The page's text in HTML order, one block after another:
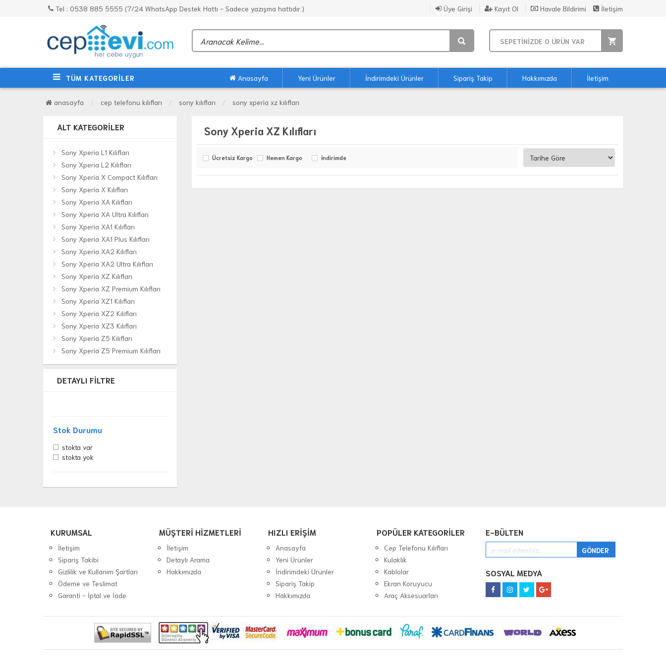
Tel : 0538 885 5555 (7/24 WhatsApp Destek Hattı - Sadece yazışma hattıdır.) Üye Girişi Kayıt Ol Havale Bildirimi İletişim
SEPETİNİZDE 0 ÜRÜN VAR
TÜM KATEGORİLER Anasayfa Yeni Ürünler İndirimdeki Ürünler Sipariş Takip Hakkımızda İletişim
anasayfa cep telefonu kılıfları sony kılıfları sony xperia xz kılıfları
ALT KATEGORILER
Sony Xperia L1 Kılıfları
Sony Xperia L2 Kılıfları
Sony Xperia X Compact Kılıfları
Sony Xperia X Kılıfları
Sony Xperia XA Kılıfları
Sony Xperia XA Ultra Kılıfları
Sony Xperia XA1 Kılıfları
Sony Xperia XA1 Plus Kılıfları
Sony Xperia XA2 Kılıfları
Sony Xperia XA2 Ultra Kılıfları
Sony Xperia XZ Kılıfları
Sony Xperia XZ Premium Kılıfları
Sony Xperia XZ1 Kılıfları
Sony Xperia XZ2 Kılıfları
Sony Xperia XZ3 Kılıfları
Sony Xperia Z5 Kılıfları
Sony Xperia Z5 Premium Kılıfları
DETAYLI FILTRE
Stok Durumu
stokta var
stokta yok
Sony Xperia XZ Kılıfları
Ücretsiz Kargo Hemen Kargo İndirimde
KURUMSAL
İletişim
Sipariş Takibi
Gizlilik ve Kullanım Şartları
Ödeme ve Teslimat
Garanti - İptal ve İade
MÜŞTERİ HİZMETLERİ
İletişim
Detaylı Arama
Hakkımızda
HIZLI ERİŞİM
Anasayfa
Yeni Ürünler
İndirimdeki Ürünler
Sipariş Takip
Hakkımızda
POPÜLER KATEGORİLER
Cep Telefonu Kılıfları
Kulaklık
Kablolar
Ekran Koruyucu
Araç Aksesuarları
E-BÜLTEN
SOSYAL MEDYA